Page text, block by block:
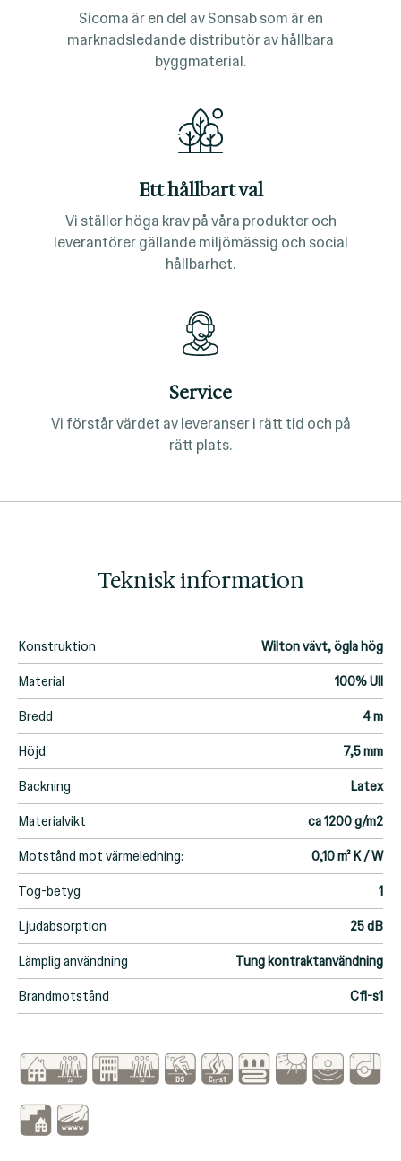
Sicoma är en del av Sonsab som är en
marknadsledande distributör av hållbara
byggmaterial.
Ett hållbart val
Vi ställer höga krav på våra produkter och
leverantörer gällande miljömässig och social
hållbarhet.
Service
Vi förstår värdet av leveranser i rätt tid och på
rätt plats.
Teknisk information
Konstruktion Wilton vävt, ögla hög
Material 100% Ull
Bredd 4 m
Höjd 7,5 mm
Backning Latex
Materialvikt ca 1200 g/m2
Motstånd mot värmeledning: 0,10 m² K / W
Tog-betyg 1
Ljudabsorption 25 dB
Lämplig användning Tung kontraktanvändning
Brandmotstånd Cfl-s1